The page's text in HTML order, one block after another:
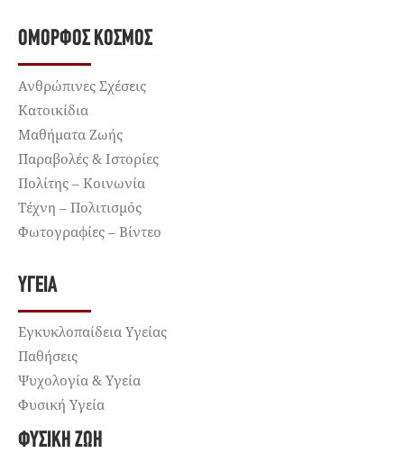
ΌΜΟΡΦΟΣ ΚΌΣΜΟΣ
Ανθρώπινες Σχέσεις
Κατοικίδια
Μαθήματα Ζωής
Παραβολές & Ιστορίες
Πολίτης – Κοινωνία
Τέχνη – Πολιτισμός
Φωτογραφίες – Βίντεο
ΥΓΕΊΑ
Εγκυκλοπαίδεια Υγείας
Παθήσεις
Ψυχολογία & Υγεία
Φυσική Υγεία
ΦΥΣΙΚΉ ΖΩΉ